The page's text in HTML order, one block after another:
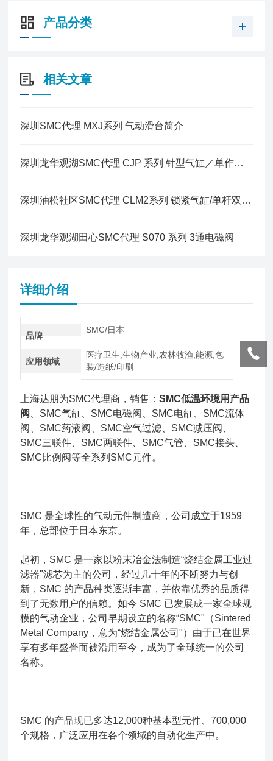
产品分类
相关文章
深圳SMC代理 MXJ系列 气动滑台简介
深圳龙华观湖SMC代理 CJP 系列 针型气缸／单作用·弹簧压回型
深圳油松社区SMC代理 CLM2系列 锁紧气缸/单杆双作用
深圳龙华观湖田心SMC代理 S070 系列 3通电磁阀
详细介绍
品牌
SMC/日本
应用领域
医疗卫生,生物产业,农林牧渔,能源,包
装/造纸/印刷
上海达朋为SMC代理商，销售：SMC低温环境用产品
阀
、SMC气缸、SMC电磁阀、SMC电缸、SMC流体
阀、SMC药液阀、SMC空气过滤、SMC减压阀、
SMC三联件、SMC两联件、SMC气管、SMC接头、
SMC比例阀等全系列SMC元件。
SMC 是全球性的气动元件制造商，公司成立于1959
年，总部位于日本东京。
起初，SMC 是一家以粉末冶金法制造“烧结金属工业过
滤器"滤芯为主的公司，经过几十年的不断努力与创
新，SMC 的产品种类逐渐丰富，并依靠优秀的品质得
到了无数用户的信赖。如今 SMC 已发展成一家全球规
模的气动企业，公司早期设立的名称“SMC"（Sintered
Metal Company，意为“烧结金属公司"）由于已在世界
享有多年盛誉而被沿用至今，成为了全球统一的公司
名称。
SMC 的产品现已多达12,000种基本型元件、700,000
个规格，广泛应用在各个领域的自动化生产中。